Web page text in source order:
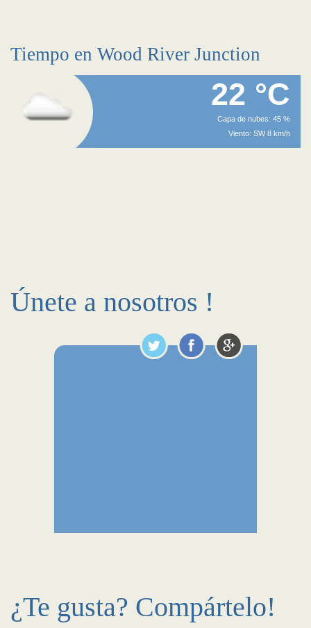
Tiempo en Wood River Junction
22 °C
Capa de nubes: 45 %
Viento: SW 8 km/h
Únete a nosotros !
¿Te gusta? Compártelo!